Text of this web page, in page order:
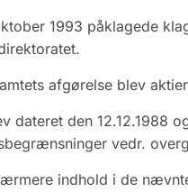
1993 påklagede
afgørelse blev
dateret den 12.12.1988
vedr.
indhold i de